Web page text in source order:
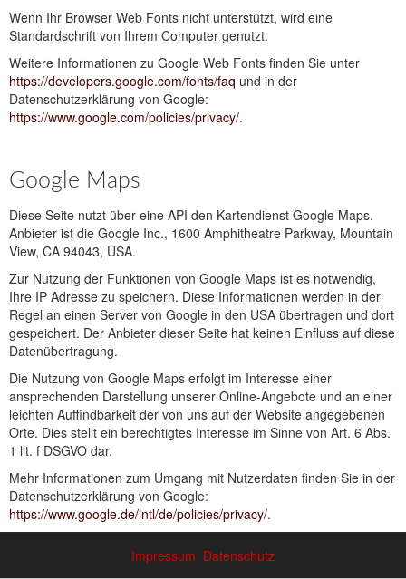
Wenn Ihr Browser Web Fonts nicht unterstützt, wird eine
Standardschrift von Ihrem Computer genutzt.
Weitere Informationen zu Google Web Fonts finden Sie unter
https://developers.google.com/fonts/faq und in der
Datenschutzerklärung von Google:
https://www.google.com/policies/privacy/.
Google Maps
Diese Seite nutzt über eine API den Kartendienst Google Maps.
Anbieter ist die Google Inc., 1600 Amphitheatre Parkway, Mountain
View, CA 94043, USA.
Zur Nutzung der Funktionen von Google Maps ist es notwendig,
Ihre IP Adresse zu speichern. Diese Informationen werden in der
Regel an einen Server von Google in den USA übertragen und dort
gespeichert. Der Anbieter dieser Seite hat keinen Einfluss auf diese
Datenübertragung.
Die Nutzung von Google Maps erfolgt im Interesse einer
ansprechenden Darstellung unserer Online-Angebote und an einer
leichten Auffindbarkeit der von uns auf der Website angegebenen
Orte. Dies stellt ein berechtigtes Interesse im Sinne von Art. 6 Abs.
1 lit. f DSGVO dar.
Mehr Informationen zum Umgang mit Nutzerdaten finden Sie in der
Datenschutzerklärung von Google:
https://www.google.de/intl/de/policies/privacy/.
Impressum Datenschutz